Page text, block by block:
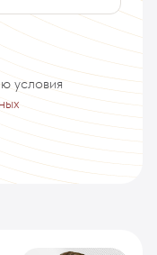
условия